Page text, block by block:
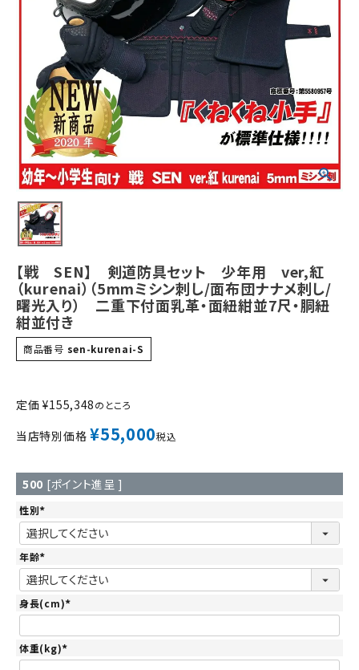
【戦 SEN】 剣道防具セット 少年用 ver,紅
（kurenai）（5mmミシン刺し/面布団ナナメ刺し/
曙光入り） 二重下付面乳革・面紐紺並7尺・胴紐
紺並付き
商品番号 sen-kurenai-S
定価 ¥155,348のところ
当店特別価格 ¥55,000税込
500 [ポイント進呈 ]
性別
(
必
須
)
年齢
(
必
須
)
身長(cm)
(
須
)
体重(kg)
(